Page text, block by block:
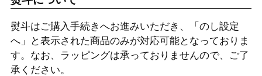
熨斗はご購入手続きへお進みいただき、「のし設定
へ」と表示された商品のみが対応可能となっておりま
す。なお、ラッピングは承っておりませんので、ご了
承ください。